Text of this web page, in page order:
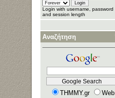
Login with username, password
and session length
Αναζήτηση
THMMY.gr
Web